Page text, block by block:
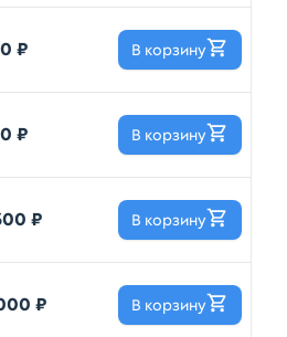
₽ В корзину
₽ В корзину
₽ В корзину
₽ В корзину